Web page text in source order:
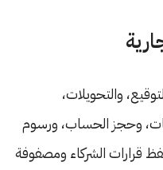
والتحويلات،
وحجز الحساب، ورسوم
قرارات الشركاء ومصفوفة